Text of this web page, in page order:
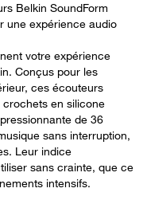
Belkin SoundForm
une expérience audio
votre expérience
Conçus pour les
ces écouteurs
en silicone
de 36
sans interruption,
Leur indice
sans crainte, que ce
intensifs.